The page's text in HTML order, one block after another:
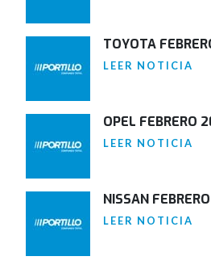
TOYOTA
LEER NOTICIA
OPEL FEBRERO
LEER NOTICIA
NISSAN
LEER NOTICIA